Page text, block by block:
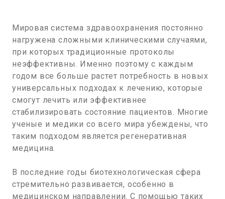
Мировая система здравоохранения постоянно
нагружена сложными клиническими случаями,
при которых традиционные протоколы
неэффективны. Именно поэтому с каждым
годом все больше растет потребность в новых
универсальных подходах к лечению, которые
смогут лечить или эффективнее
стабилизировать состояние пациентов. Многие
ученые и медики со всего мира убеждены, что
таким подходом является регенеративная
медицина.
В последние годы биотехнологическая сфера
стремительно развивается, особенно в
медицинском направлении. С помощью таких